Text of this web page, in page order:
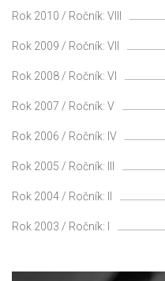
Rok 2010 / Ročník: VIII
Rok 2009 / Ročník: VII
Rok 2008 / Ročník: VI
Rok 2007 / Ročník: V
Rok 2006 / Ročník: IV
Rok 2005 / Ročník: III
Rok 2004 / Ročník: II
Rok 2003 / Ročník: I